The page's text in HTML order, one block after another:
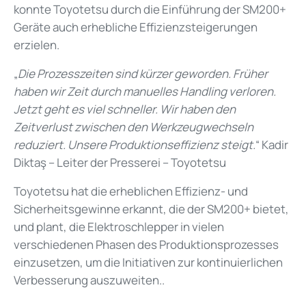
konnte Toyotetsu durch die Einführung der SM200+
Geräte auch erhebliche Effizienzsteigerungen
erzielen.
„Die Prozesszeiten sind kürzer geworden. Früher
haben wir Zeit durch manuelles Handling verloren.
Jetzt geht es viel schneller. Wir haben den
Zeitverlust zwischen den Werkzeugwechseln
reduziert. Unsere Produktionseffizienz steigt.“ Kadir
Diktaş – Leiter der Presserei – Toyotetsu
Toyotetsu hat die erheblichen Effizienz- und
Sicherheitsgewinne erkannt, die der SM200+ bietet,
und plant, die Elektroschlepper in vielen
verschiedenen Phasen des Produktionsprozesses
einzusetzen, um die Initiativen zur kontinuierlichen
Verbesserung auszuweiten..